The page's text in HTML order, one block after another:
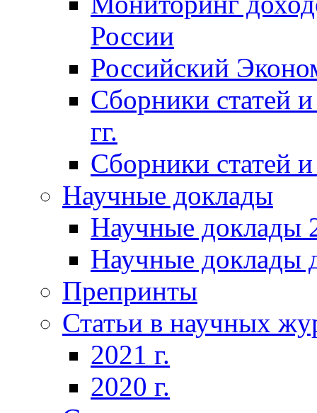
России
Российский
Сборники статей
гг.
Сборники статей
Научные доклады
Научные доклады
Научные доклады
Препринты
Статьи в научных
2021 г.
2020 г.